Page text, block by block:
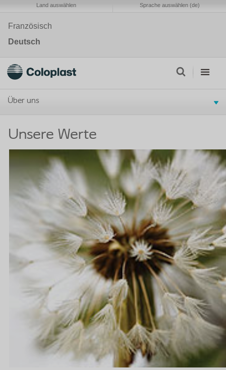
Land auswählen Sprache auswählen (de)
Französisch
Deutsch
Über uns
Unsere Werte